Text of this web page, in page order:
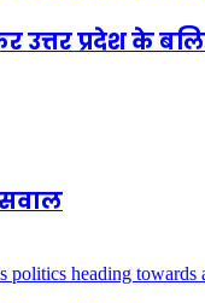
उत्तर प्रदेश के